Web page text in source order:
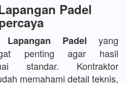
Padel
Lapangan Padel yang
penting agar hasil
standar. Kontraktor
memahami detail teknis,